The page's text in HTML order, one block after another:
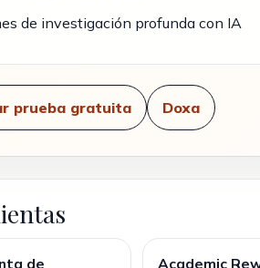
de investigación profunda con IA
prueba gratuita Doxa
de Academic